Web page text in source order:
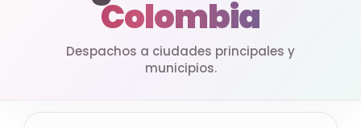
Colombia
Despachos a ciudades principales y
municipios.